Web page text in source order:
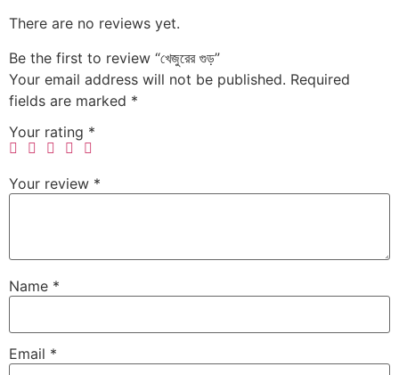
There are no reviews yet.
Be the first to review “খেজুরের গুড়”
Your email address will not be published. Required
fields are marked *
Your rating *
Your review *
Name *
Email *